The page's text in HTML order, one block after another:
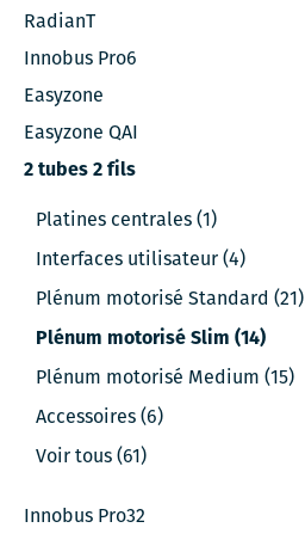
RadianT
Innobus Pro6
Easyzone
Easyzone QAI
2 tubes 2 fils
Platines centrales (1)
Interfaces utilisateur (4)
Plénum motorisé Standard (21)
Plénum motorisé Slim (14)
Plénum motorisé Medium (15)
Accessoires (6)
Voir tous (61)
Innobus Pro32